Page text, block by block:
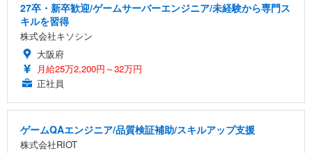
27卒・新卒歓迎/ゲームサーバーエンジニア/未経験から専門ス
キルを習得
株式会社キソシン
大阪府
月給25万2,200円～32万円
正社員
ゲームQAエンジニア/品質検証補助/スキルアップ支援
株式会社RIOT